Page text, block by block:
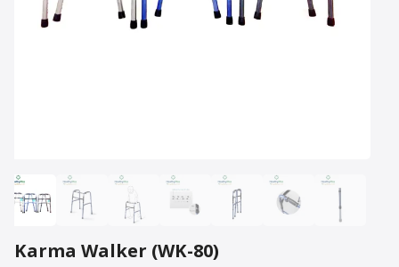
Karma Walker (WK-80)